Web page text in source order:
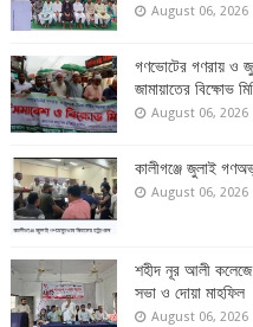
August 06, 2026
গণভোটের গণরায় ও
জামায়াতের বিক্ষোভ
August 06, 2026
কালীগঞ্জে জুলাই
August 06, 2026
শহীদ নূর আলী
সভা ও দোয়া মাহফিল
August 06, 2026